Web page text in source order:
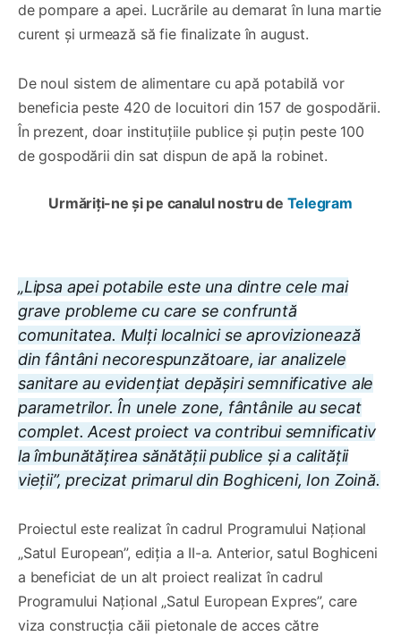
de pompare a apei. Lucrările au demarat în luna martie
curent și urmează să fie finalizate în august.
De noul sistem de alimentare cu apă potabilă vor
beneficia peste 420 de locuitori din 157 de gospodării.
În prezent, doar instituțiile publice și puțin peste 100
de gospodării din sat dispun de apă la robinet.
Urmăriți-ne și pe canalul nostru de Telegram
„Lipsa apei potabile este una dintre cele mai
grave probleme cu care se confruntă
comunitatea. Mulți localnici se aprovizionează
din fântâni necorespunzătoare, iar analizele
sanitare au evidențiat depășiri semnificative ale
parametrilor. În unele zone, fântânile au secat
complet. Acest proiect va contribui semnificativ
la îmbunătățirea sănătății publice și a calității
vieții”, precizat primarul din Boghiceni, Ion Zoină.
Proiectul este realizat în cadrul Programului Național
„Satul European”, ediția a II-a. Anterior, satul Boghiceni
a beneficiat de un alt proiect realizat în cadrul
Programului Național „Satul European Expres”, care
viza construcția căii pietonale de acces către